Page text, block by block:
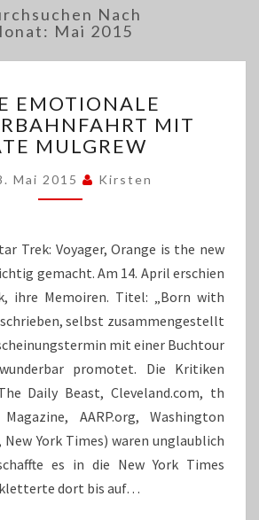
Nach
Mai 2015
EMOTIONALE
ACHTERBAHNFAHRT
MIT
MULGREW
EMOTIONALE
MIT
MULGREW
Mai 2015 Kirsten
Trek: Voyager, Orange is the new
gemacht. Am 14. April erschien
ihre Memoiren. Titel: „Born with
selbst zusammengestellt
mit einer Buchtour
promotet. Die Kritiken
Daily Beast, Cleveland.com, th
AARP.org, Washington
New York Times) waren unglaublich
es in die New York Times
dort bis auf…